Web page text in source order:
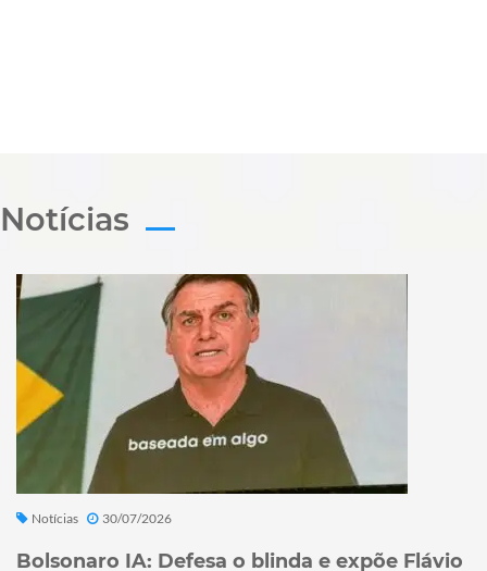
Notícias
Notícias 30/07/2026
Bolsonaro IA: Defesa o blinda e expõe Flávio